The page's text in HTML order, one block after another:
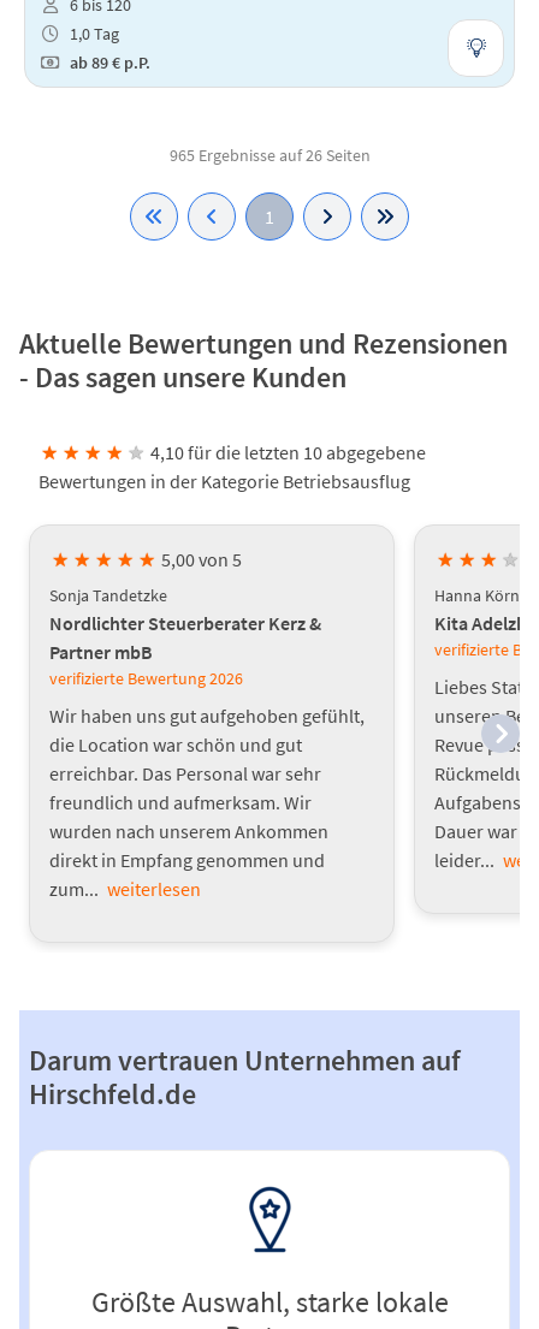
6 bis 120
1,0 Tag
ab89 € p.P.
965 Ergebnisse auf 26 Seiten
1
Aktuelle Bewertungen und Rezensionen
- Das sagen unsere Kunden
★ ★ ★ ★ ★ 4,10 für die letzten 10 abgegebene
Bewertungen in der Kategorie Betriebsausflug
★ ★ ★ ★ ★ 5,00 von 5
Sonja Tandetzke
Nordlichter Steuerberater Kerz &
Partner mbB
verifizierte Bewertung2026
Wir haben uns gut aufgehoben gefühlt,
die Location war schön und gut
erreichbar. Das Personal war sehr
freundlich und aufmerksam. Wir
wurden nach unserem Ankommen
direkt in Empfang genommen und
zum... weiterlesen
★ ★ ★ ★
Hanna Körner
Kita
verifizierte
Liebes
unseren
Revue
Dauer war
leider...
Darum vertrauen Unternehmen auf
Hirschfeld.de
Größte Auswahl, starke lokale